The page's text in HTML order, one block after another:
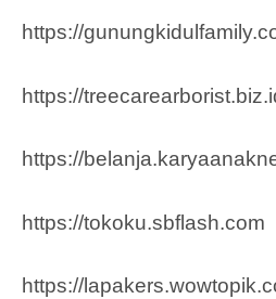
https://
https://
https://
https://tokoku.sbflash.com
https://